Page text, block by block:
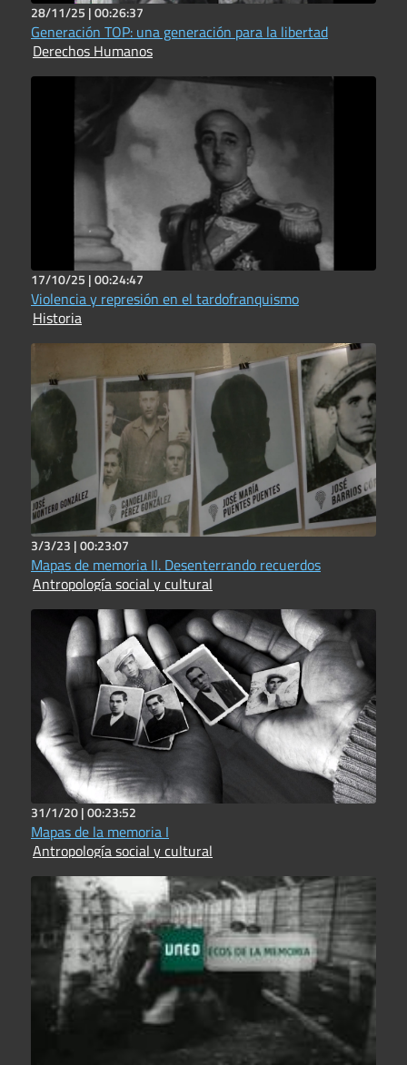
28/11/25 |00:26:37
Generación TOP: una generación para la libertad
Derechos Humanos
17/10/25 |00:24:47
Violencia y represión en el tardofranquismo
Historia
3/3/23 |00:23:07
Mapas de memoria II. Desenterrando recuerdos
Antropología social y cultural
31/1/20 |00:23:52
Mapas de la memoria I
Antropología social y cultural